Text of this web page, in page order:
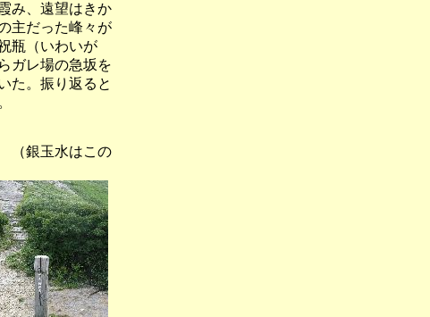
み、遠望はきか
主だった峰々が
瓶（いわいが
ガレ場の急坂を
た。振り返ると
。
銀玉水はこの